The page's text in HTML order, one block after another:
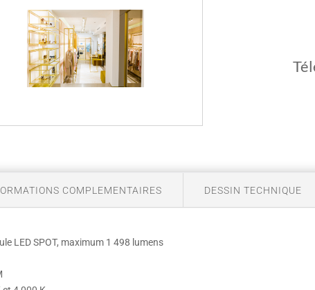
COMPLEMENTAIRES DESSIN TECHNIQUE
LED SPOT, maximum 1 498 lumens